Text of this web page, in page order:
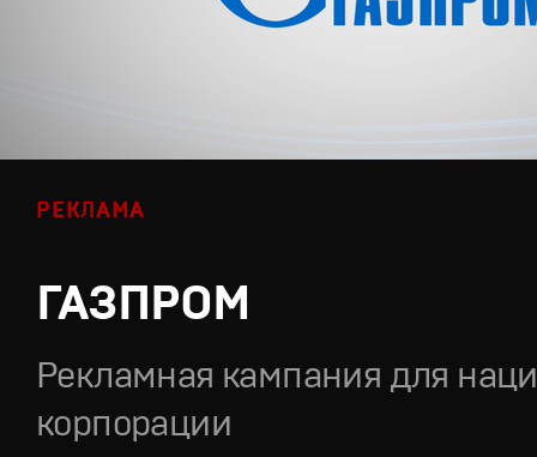
РЕКЛАМА
ГАЗПРОМ
Рекламная кампания для
корпорации